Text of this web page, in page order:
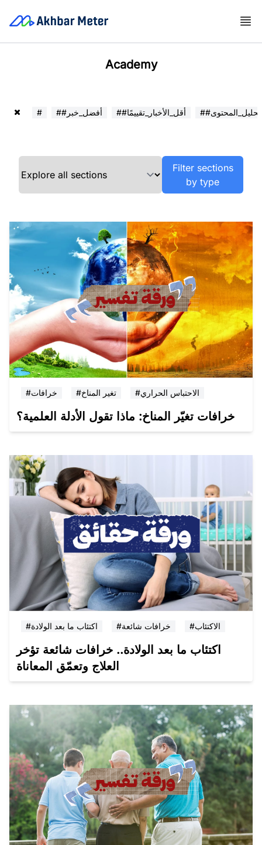
Academy
# ##أفضل_خبر ##أقل_الأخبار_تقييمًا ##تحليل_المحتوى
Filter sections
by type
#خرافات #تغير المناخ #الاحتباس الحراري
خرافات تغيّر المناخ: ماذا تقول الأدلة العلمية؟
#اكتئاب ما بعد الولادة #خرافات شائعة #الاكتئاب
اكتئاب ما بعد الولادة.. خرافات شائعة تؤخر
العلاج وتعمّق المعاناة